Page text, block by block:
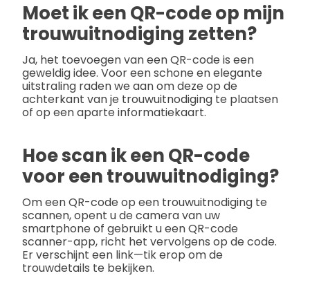
Moet ik een QR-code op mijn
trouwuitnodiging zetten?
Ja, het toevoegen van een QR-code is een
geweldig idee. Voor een schone en elegante
uitstraling raden we aan om deze op de
achterkant van je trouwuitnodiging te plaatsen
of op een aparte informatiekaart.
Hoe scan ik een QR-code
voor een trouwuitnodiging?
Om een QR-code op een trouwuitnodiging te
scannen, opent u de camera van uw
smartphone of gebruikt u een QR-code
scanner-app, richt het vervolgens op de code.
Er verschijnt een link—tik erop om de
trouwdetails te bekijken.